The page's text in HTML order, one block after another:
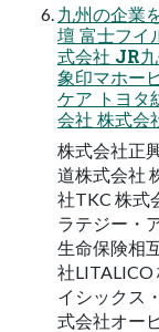
九州の企業
壇 富⼠フイ
式会社 JR
象印マホー
ケア トヨタ
会社 株式会
株式会社正
道株式会社
社TKC 株式
ラテジー・
⽣命保険相
社LITALICO
イシックス
式会社オー